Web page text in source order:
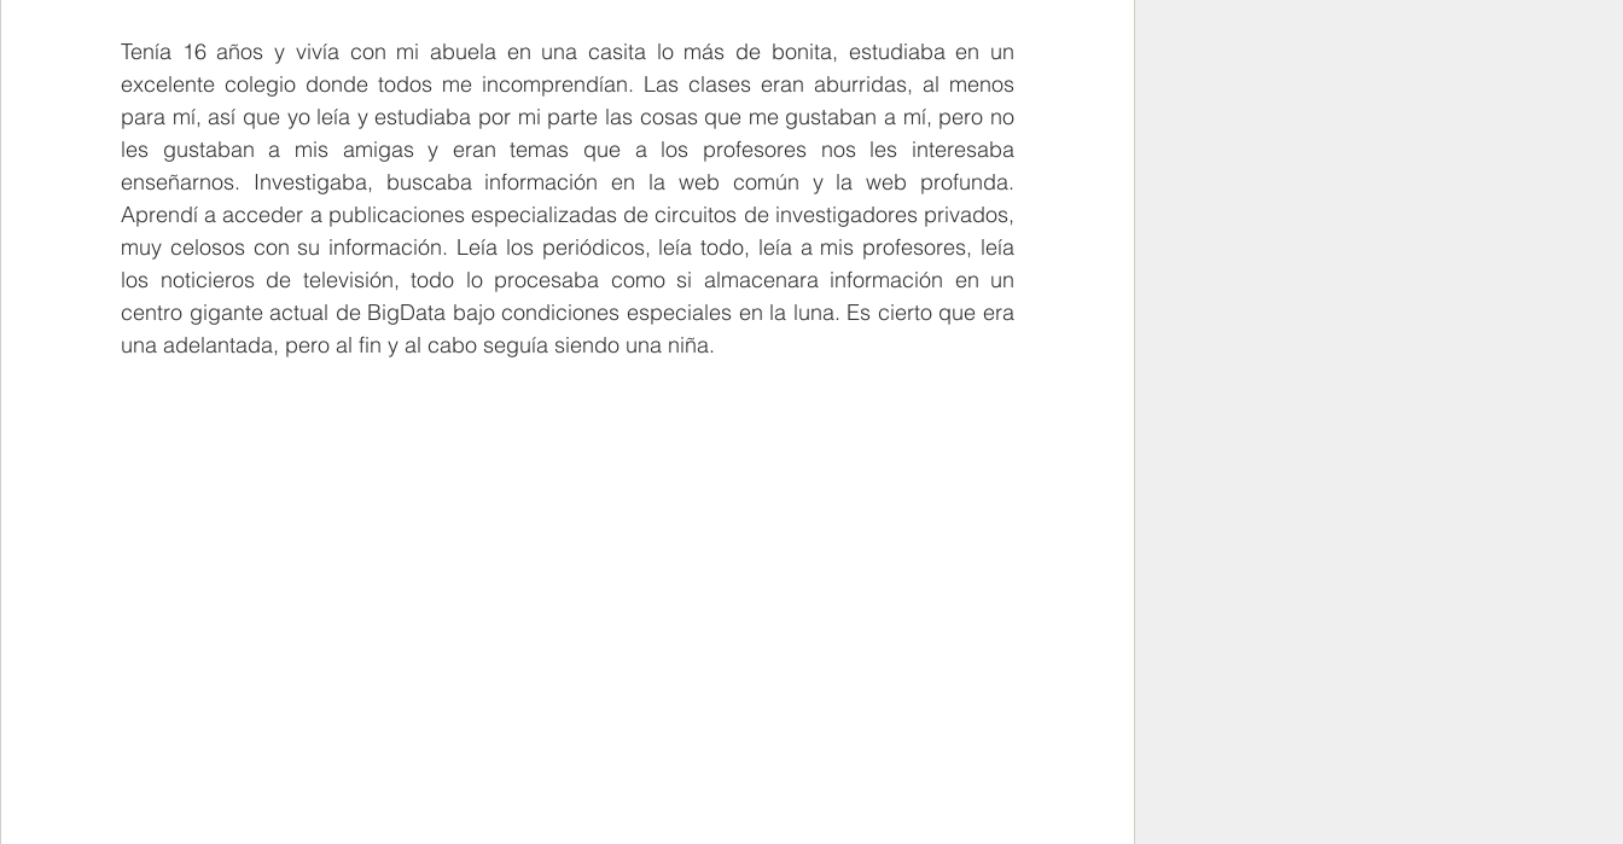
Tenía 16 años y vivía con mi abuela en una casita lo más de bonita, estudiaba en un
excelente colegio donde todos me incomprendían. Las clases eran aburridas, al menos
para mí, así que yo leía y estudiaba por mi parte las cosas que me gustaban a mí, pero no
les gustaban a mis amigas y eran temas que a los profesores nos les interesaba
enseñarnos. Investigaba, buscaba información en la web común y la web profunda.
Aprendí a acceder a publicaciones especializadas de circuitos de investigadores privados,
muy celosos con su información. Leía los periódicos, leía todo, leía a mis profesores, leía
los noticieros de televisión, todo lo procesaba como si almacenara información en un
centro gigante actual de BigData bajo condiciones especiales en la luna. Es cierto que era
una adelantada, pero al fin y al cabo seguía siendo una niña.